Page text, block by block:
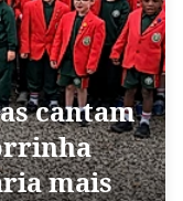
cantam
mais